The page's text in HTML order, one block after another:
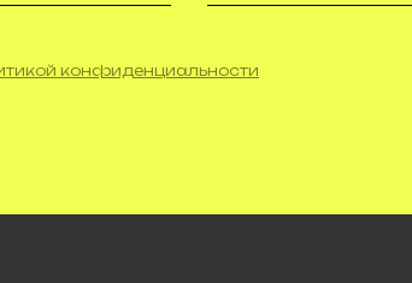
конфиденциальности